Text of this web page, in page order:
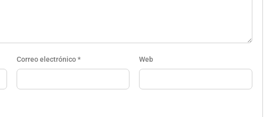
Correo electrónico* Web